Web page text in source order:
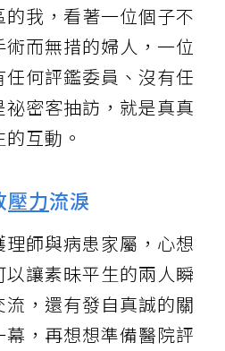
我，看著一位個子不
而無措的婦人，一位
何評鑑委員、沒有任
密客抽訪，就是真真
互動。
壓力流淚
師與病患家屬，心想
讓素昧平生的兩人瞬
，還有發自真誠的關
，再想想準備醫院評